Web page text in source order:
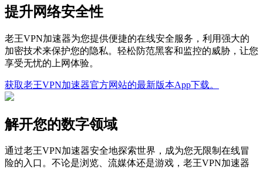
提升网络安全性
老王VPN加速器为您提供便捷的在线安全服务，利用强大的
加密技术来保护您的隐私。轻松防范黑客和监控的威胁，让您
享受无忧的上网体验。
获取老王VPN加速器官方网站的最新版本App下载。
解开您的数字领域
通过老王VPN加速器安全地探索世界，成为您无限制在线冒
险的入口。不论是浏览、流媒体还是游戏，老王VPN加速器